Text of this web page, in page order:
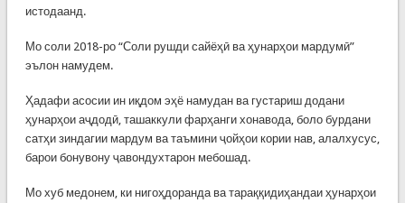
истодаанд.
Мо соли 2018-ро “Соли рушди сайёҳӣ ва ҳунарҳои мардумӣ”
эълон намудем.
Ҳадафи асосии ин иқдом эҳё намудан ва густариш додани
ҳунарҳои аҷдодӣ, ташаккули фарҳанги хонавода, боло бурдани
сатҳи зиндагии мардум ва таъмини ҷойҳои кории нав, алалхусус,
барои бонувону ҷавондухтарон мебошад.
Мо хуб медонем, ки нигоҳдоранда ва тараққидиҳандаи ҳунарҳои